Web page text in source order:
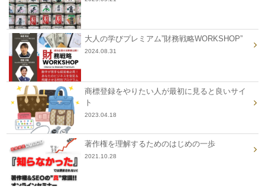
大人の学びプレミアム”財務戦略WORKSHOP”
2024.08.31
商標登録をやりたい人が最初に見ると良いサイ
ト
2023.04.18
著作権を理解するためのはじめの一歩
2021.10.28